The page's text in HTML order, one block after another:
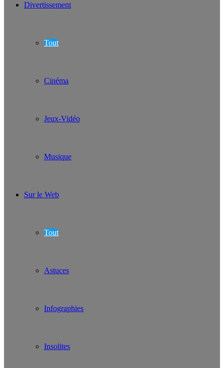
Divertissement
Tout
Cinéma
Jeux-Vidéo
Musique
Sur le Web
Tout
Astuces
Infographies
Insolites